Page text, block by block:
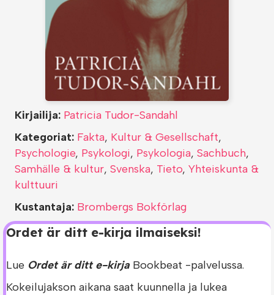
Ordet är ditt e-kirja ilmaiseksi!
Lue Ordet är ditt e-kirja Bookbeat -palvelussa.
Kokeilujakson aikana saat kuunnella ja lukea
Kirjailija: Patricia Tudor-Sandahl
Kategoriat: Fakta, Kultur & Gesellschaft,
Psychologie, Psykologi, Psykologia, Sachbuch,
Samhälle & kultur, Svenska, Tieto, Yhteiskunta &
kulttuuri
Kustantaja: Brombergs Bokförlag